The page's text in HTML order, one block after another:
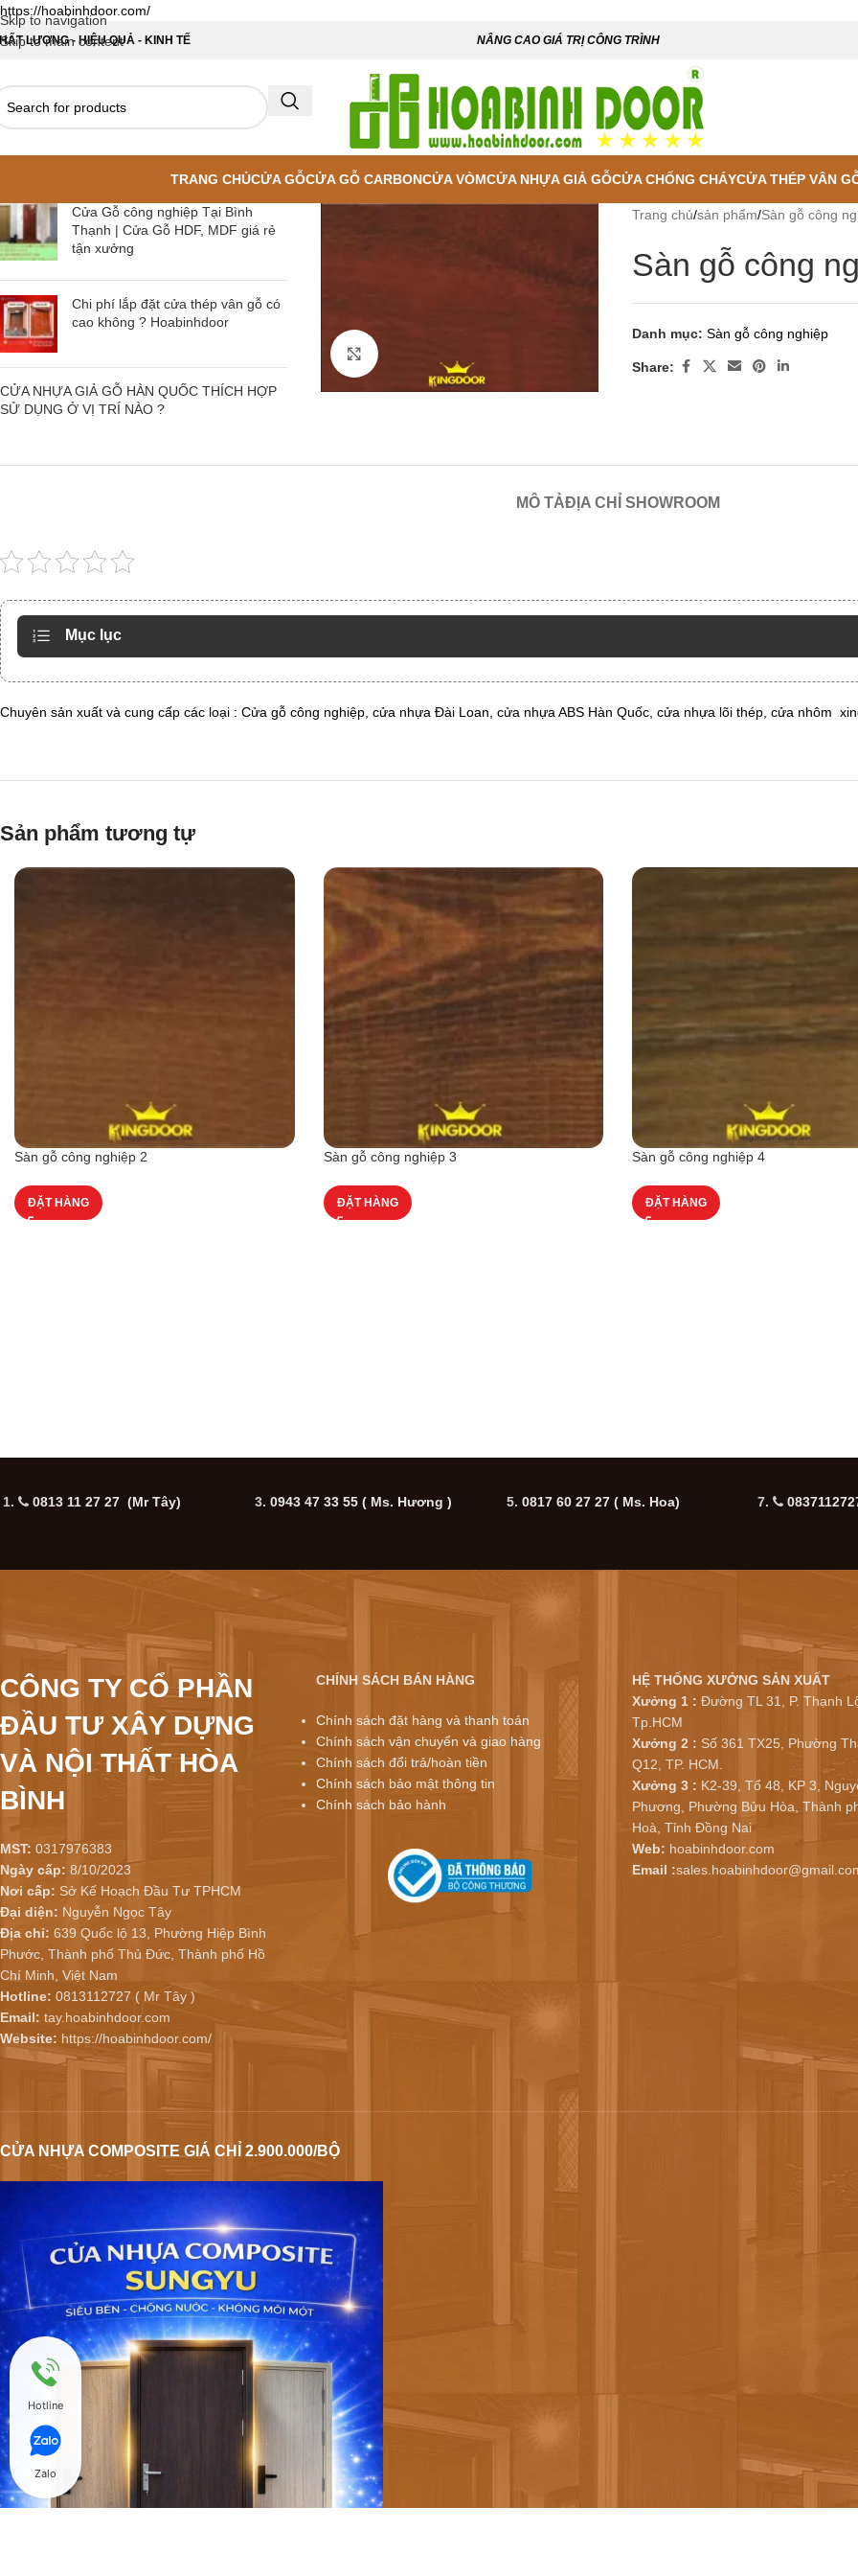
https://hoabinhdoor.com/
Skip to navigation
Skip to main content
LƯỢNG - HIỆU QUẢ - KINH TẾ NÂNG CAO GIÁ TRỊ CÔNG TRÌNH
TRANG CHỦCỬA GỖCỬA GỖ CARBONCỬA VÒMCỬA NHỰA GIẢ GỖCỬA CHỐNG CHÁYCỬA THÉP VÂN
Cửa Gỗ công nghiệp Tại Bình
Thạnh | Cửa Gỗ HDF, MDF giá rẻ
tận xưởng
Chi phí lắp đặt cửa thép vân gỗ có
cao không ? Hoabinhdoor
CỬA NHỰA GIẢ GỖ HÀN QUỐC THÍCH HỢP
SỬ DỤNG Ở VỊ TRÍ NÀO ?
Trang chủ/sản phẩm/Sàn gỗ công
Sàn gỗ công
Danh mục: Sàn gỗ công nghiệp
Share:
MÔ TẢĐỊA CHỈ SHOWROOM
Mục lục
Chuyên sản xuất và cung cấp các loại : Cửa gỗ công nghiệp, cửa nhựa Đài Loan, cửa nhựa ABS Hàn Quốc, cửa nhựa lõi thép, cửa nhôm
Sản phẩm tương tự
Sàn gỗ công nghiệp 2
ĐẶT HÀNG
Sàn gỗ công nghiệp 3
ĐẶT HÀNG
Sàn gỗ công nghiệp 4
ĐẶT HÀNG
1. 0813 11 27 27 (Mr Tây) 3. 0943 47 33 55( Ms. Hương ) 5. 0817 60 27 27( Ms. Hoa) 7.
CÔNG TY CỔ PHẦN
ĐẦU TƯ XÂY DỰNG
VÀ NỘI THẤT HÒA
BÌNH
MST: 0317976383
Ngày cấp: 8/10/2023
Nơi cấp: Sở Kế Hoạch Đầu Tư TPHCM
Đại diện: Nguyễn Ngọc Tây
Địa chỉ: 639 Quốc lộ 13, Phường Hiệp Bình
Phước, Thành phố Thủ Đức, Thành phố Hồ
Chí Minh, Việt Nam
Hotline: 0813112727 ( Mr Tây )
Email: tay.hoabinhdoor.com
Website: https://hoabinhdoor.com/
CHÍNH SÁCH BÁN HÀNG
Chính sách đặt hàng và thanh toán
Chính sách vận chuyển và giao hàng
Chính sách đổi trả/hoàn tiền
Chính sách bảo mật thông tin
Chính sách bảo hành
HỆ THỐNG XƯỞNG SẢN XUẤT
Xưởng 1 : Đường TL 31, P. Thạnh
Tp.HCM
Xưởng 2 : Số 361 TX25, Phường
Q12, TP. HCM.
Xưởng 3 : K2-39, Tổ 48, KP 3,
Phương, Phường Bửu Hòa, Thành
Hoà, Tỉnh Đồng Nai
Web: hoabinhdoor.com
Email :
CỬA NHỰA COMPOSITE GIÁ CHỈ 2.900.000/BỘ
Hotline
Zalo